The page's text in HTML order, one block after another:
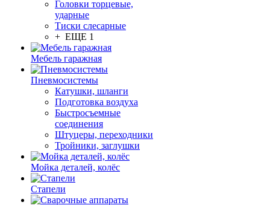
Головки торцевые,
ударные
Тиски слесарные
+ ЕЩЕ 1
Мебель гаражная
Пневмосистемы
Катушки, шланги
Подготовка воздуха
Быстросъемные
соединения
Штуцеры, переходники
Тройники, заглушки
Мойка деталей, колёс
Стапели